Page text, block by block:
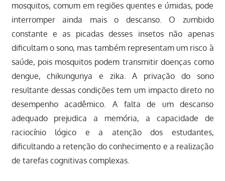
mosquitos, comum em regiões quentes e úmidas, pode
interromper ainda mais o descanso. O zumbido
constante e as picadas desses insetos não apenas
dificultam o sono, mas também representam um risco à
saúde, pois mosquitos podem transmitir doenças como
dengue, chikungunya e zika. A privação do sono
resultante dessas condições tem um impacto direto no
desempenho acadêmico. A falta de um descanso
adequado prejudica a memória, a capacidade de
raciocínio lógico e a atenção dos estudantes,
dificultando a retenção do conhecimento e a realização
de tarefas cognitivas complexas.